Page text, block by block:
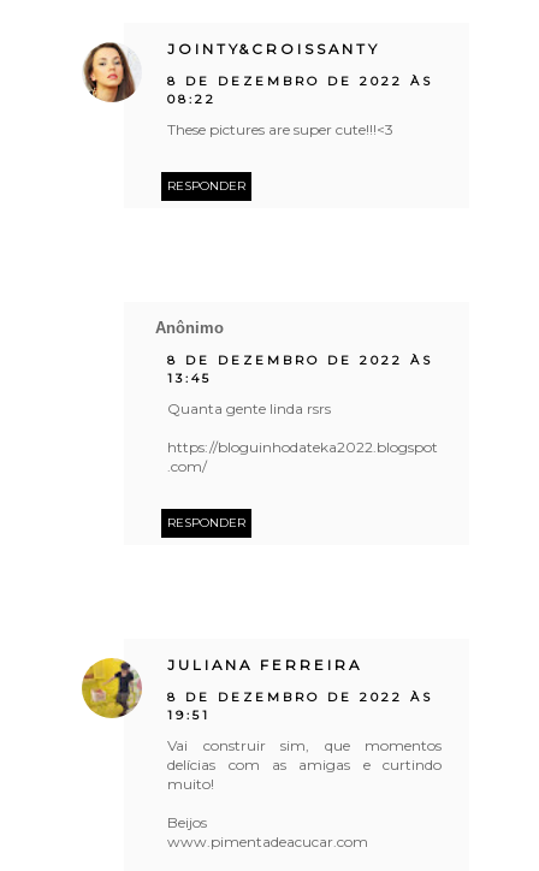
JOINTY&CROISSANTY
8 DE DEZEMBRO DE 2022 ÀS
08:22
These pictures are super cute!!!<3
RESPONDER
Anônimo
8 DE DEZEMBRO DE 2022 ÀS
13:45
Quanta gente linda rsrs
https://bloguinhodateka2022.blogspot
.com/
RESPONDER
JULIANA FERREIRA
8 DE DEZEMBRO DE 2022 ÀS
19:51
Vai construir sim, que momentos
delícias com as amigas e curtindo
muito!
Beijos
www.pimentadeacucar.com